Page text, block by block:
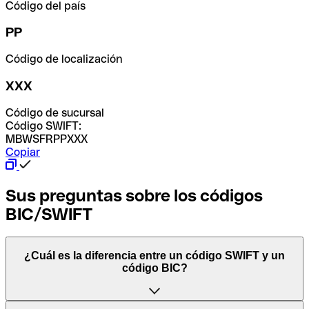
Código del país
PP
Código de localización
XXX
Código de sucursal
Código SWIFT:
MBWSFRPPXXX
Copiar
Sus preguntas sobre los códigos
BIC/SWIFT
¿Cuál es la diferencia entre un código SWIFT y un
código BIC?